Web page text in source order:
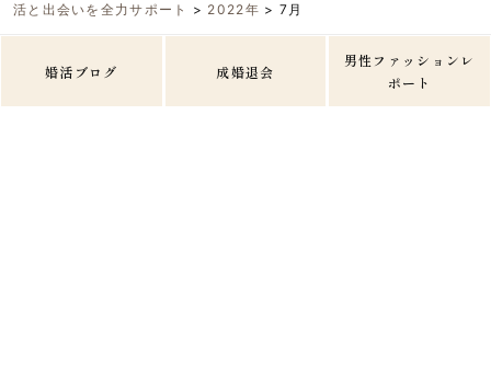
活と出会いを全力サポート
> 2022年 > 7月
婚活ブログ 成婚退会
男性ファッションレ
ポート